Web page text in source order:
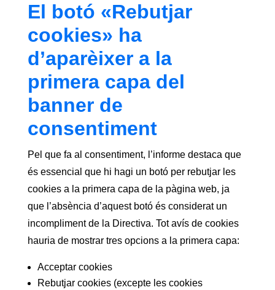
El botó «Rebutjar
cookies» ha
d’aparèixer a la
primera capa del
banner de
consentiment
Pel que fa al consentiment, l’informe destaca que
és essencial que hi hagi un botó per rebutjar les
cookies a la primera capa de la pàgina web, ja
que l’absència d’aquest botó és considerat un
incompliment de la Directiva. Tot avís de cookies
hauria de mostrar tres opcions a la primera capa:
Acceptar cookies
Rebutjar cookies (excepte les cookies